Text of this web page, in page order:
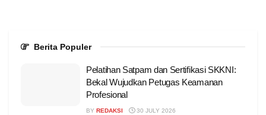
Berita Populer
Pelatihan Satpam dan Sertifikasi SKKNI:
Bekal Wujudkan Petugas Keamanan
Profesional
BY REDAKSI 30 JULY 2026